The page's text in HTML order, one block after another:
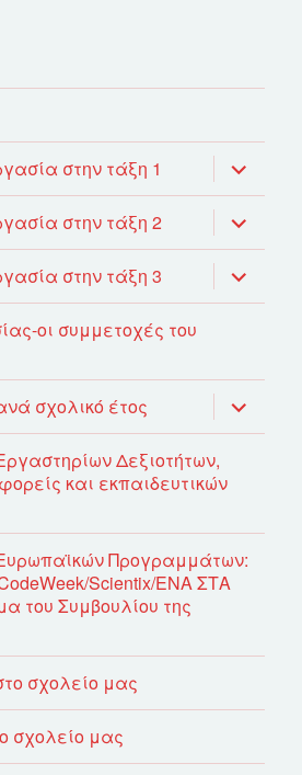
στην τάξη 1 του
μενού
στην τάξη 2 του
μενού
στην τάξη 3 του
μενού
οι συμμετοχές του
σχολικό έτος του
μενού
Δεξιοτήτων,
και εκπαιδευτικών
Προγραμμάτων:
Scientix/ΕΝΑ ΣΤΑ
του Συμβουλίου της
σχολείο μας
σχολείο μας